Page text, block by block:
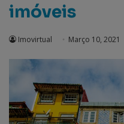
imóveis
Imovirtual Março 10, 2021